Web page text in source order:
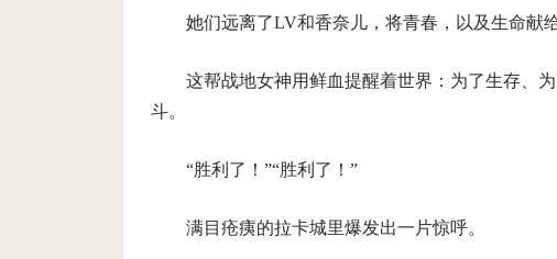
她们远离了LV和香奈儿，将青春，以及生命献
这帮战地女神用鲜血提醒着世界：为了生存
斗。
“胜利了！”“胜利了！”
满目疮痍的拉卡城里爆发出一片惊呼。